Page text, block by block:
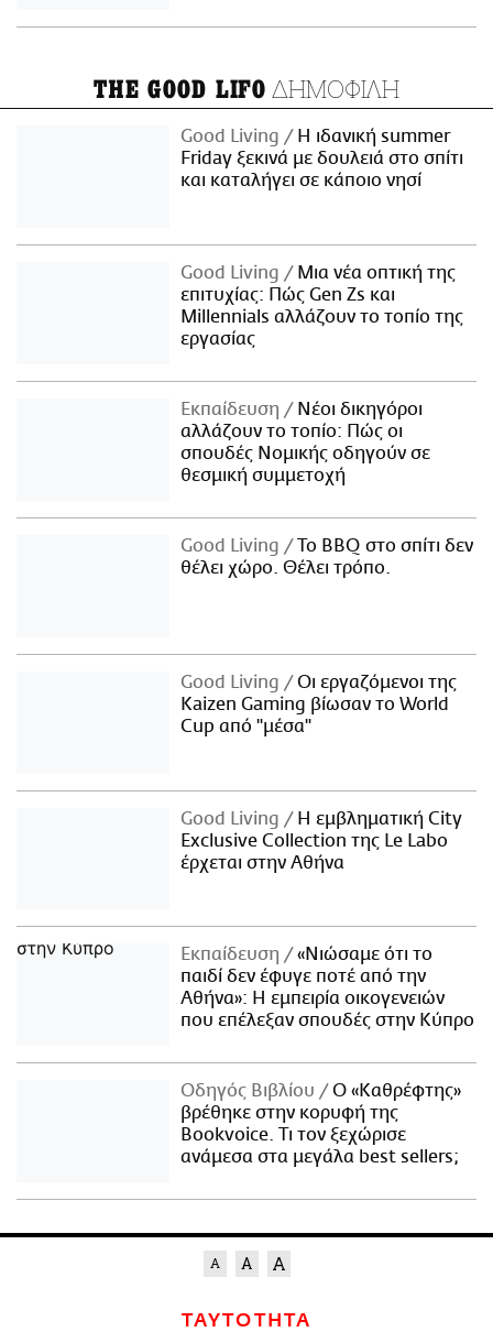
THE GOOD LIFO ΔΗΜΟΦΙΛΗ
Good Living
Η ιδανική summer
Friday ξεκινά με δουλειά στο σπίτι
και καταλήγει σε κάποιο νησί
Good Living
Μια νέα οπτική της
επιτυχίας: Πώς Gen Zs και
Millennials αλλάζουν το τοπίο της
εργασίας
Εκπαίδευση
Νέοι δικηγόροι
αλλάζουν το τοπίο: Πώς οι
σπουδές Νομικής οδηγούν σε
θεσμική συμμετοχή
Good Living
Το BBQ στο σπίτι δεν
θέλει χώρο. Θέλει τρόπο.
Good Living
Οι εργαζόμενοι της
Kaizen Gaming βίωσαν το World
Cup από "μέσα"
Good Living
Η εμβληματική City
Exclusive Collection της Le Labo
έρχεται στην Αθήνα
Εκπαίδευση
«Νιώσαμε ότι το
παιδί δεν έφυγε ποτέ από την
Αθήνα»: Η εμπειρία οικογενειών
που επέλεξαν σπουδές στην Κύπρο
Οδηγός Βιβλίου
Ο «Καθρέφτης»
βρέθηκε στην κορυφή της
Bookvoice. Τι τον ξεχώρισε
ανάμεσα στα μεγάλα best sellers;
ΤΑΥΤΟΤΗΤΑ